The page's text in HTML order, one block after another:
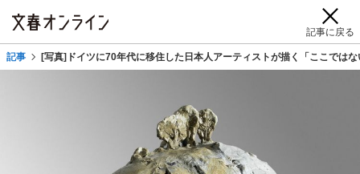
記事に戻る
記事 [写真]ドイツに70年代に移住した日本人アーティストが描く「ここでは